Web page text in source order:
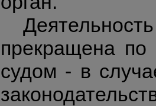
прекращена
судом - в